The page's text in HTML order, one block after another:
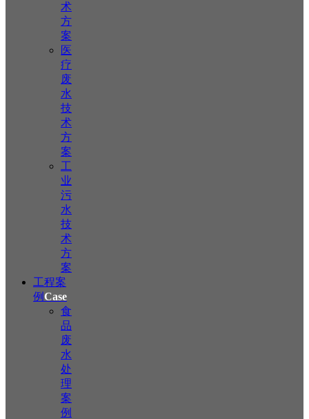
术
方
案
医
疗
废
水
技
术
方
案
工
业
污
水
技
术
方
案
工程案
例Case
食
品
废
水
处
理
案
例